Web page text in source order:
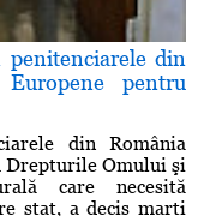
din
pentru
din România
Drepturile Omului şi
care necesită
stat, a decis marţi